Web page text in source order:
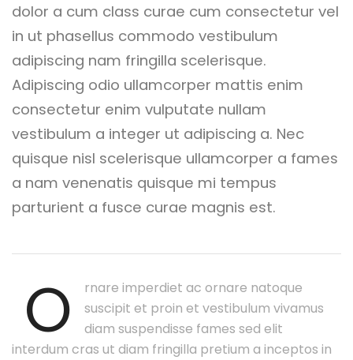
dolor a cum class curae cum consectetur vel
in ut phasellus commodo vestibulum
adipiscing nam fringilla scelerisque.
Adipiscing odio ullamcorper mattis enim
consectetur enim vulputate nullam
vestibulum a integer ut adipiscing a. Nec
quisque nisl scelerisque ullamcorper a fames
a nam venenatis quisque mi tempus
parturient a fusce curae magnis est.
O
rnare imperdiet ac ornare natoque
suscipit et proin et vestibulum vivamus
diam suspendisse fames sed elit
interdum cras ut diam fringilla pretium a inceptos in